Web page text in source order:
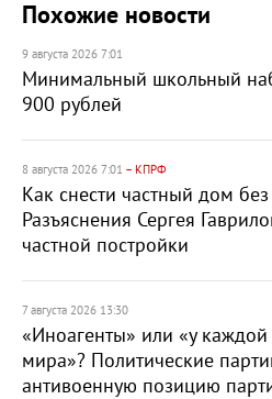
Похожие новости
9 августа 2026 7:01
Минимальный школьный
900 рублей
8 августа 2026 7:01 – КПРФ
Как снести частный дом
Разъяснения Сергея
частной постройки
7 августа 2026 13:30
«Иноагенты» или «у
мира»? Политические
антивоенную позицию